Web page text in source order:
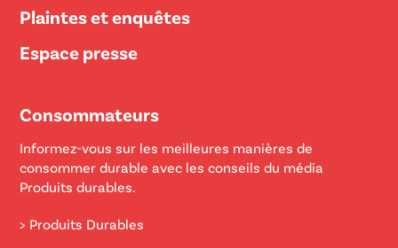
Plaintes et enquêtes
Espace presse
Consommateurs
Informez-vous sur les meilleures manières de
consommer durable avec les conseils du média
Produits durables.
> Produits Durables